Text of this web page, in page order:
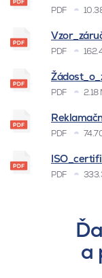
PDF
PDF
PDF 2.18
PDF
PDF
a